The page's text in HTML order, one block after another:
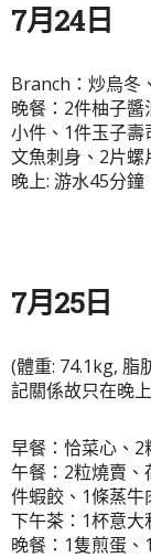
7月24日
Branch：炒烏冬
晚餐：2件柚子
小件、1件玉子
文魚刺身、2片
晚上: 游水45分鐘
7月25日
(體重: 74.1kg, 脂
記關係故只在晚
早餐：恰菜心、
午餐：2粒燒賣、
件蝦餃、1條蒸
下午茶：1杯意
晚餐：1隻煎蛋、